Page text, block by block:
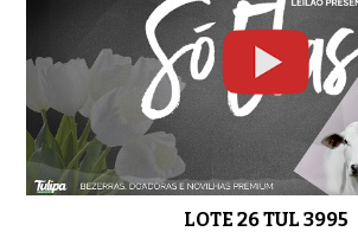
LOTE 26 TUL 3995